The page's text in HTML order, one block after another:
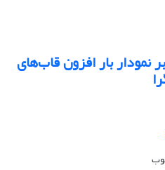
نمودار بار افزون قاب‌های